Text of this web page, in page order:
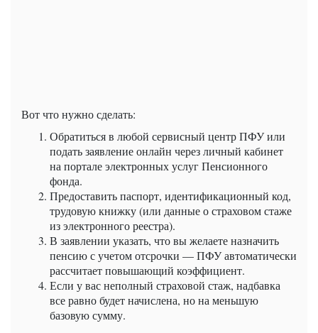
Вот что нужно сделать:
Обратиться в любой сервисный центр ПФУ или
подать заявление онлайн через личный кабинет
на портале электронных услуг Пенсионного
фонда.
Предоставить паспорт, идентификационный код,
трудовую книжку (или данные о страховом стаже
из электронного реестра).
В заявлении указать, что вы желаете назначить
пенсию с учетом отсрочки — ПФУ автоматически
рассчитает повышающий коэффициент.
Если у вас неполный страховой стаж, надбавка
все равно будет начислена, но на меньшую
базовую сумму.